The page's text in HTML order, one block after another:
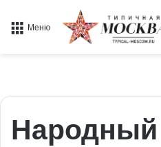
Меню
Народный